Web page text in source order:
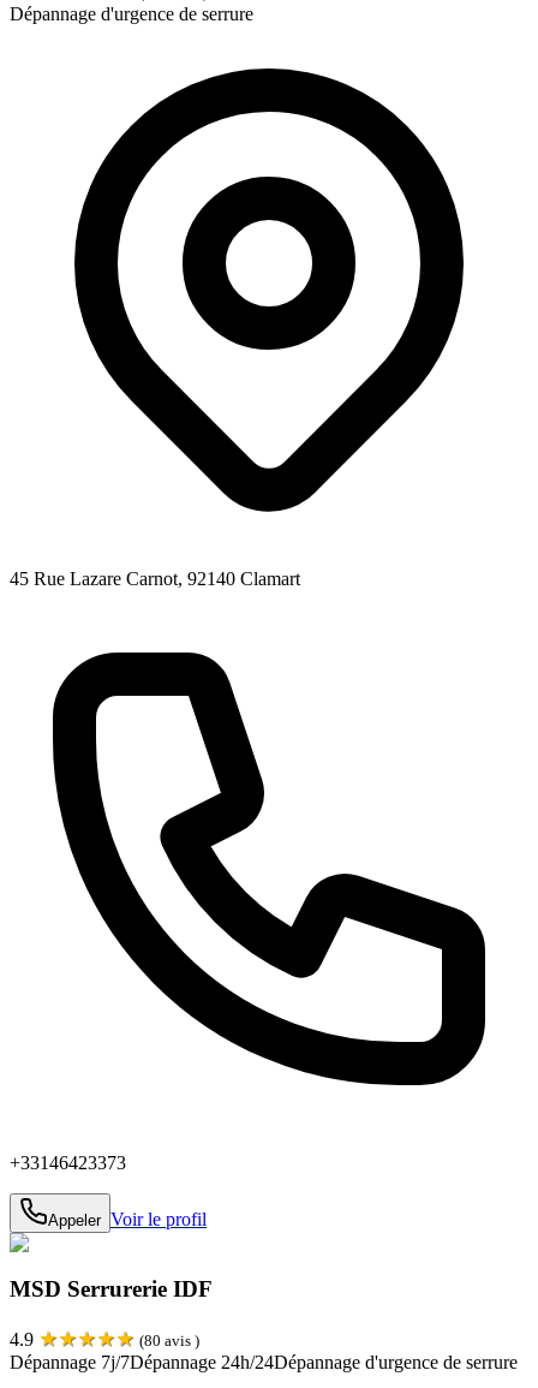
Dépannage d'urgence de serrure
45 Rue Lazare Carnot, 92140 Clamart
+33146423373
Appeler Voir le profil
MSD Serrurerie IDF
4.9 ★★★★★ (80 avis )
Dépannage 7j/7Dépannage 24h/24Dépannage d'urgence de serrure